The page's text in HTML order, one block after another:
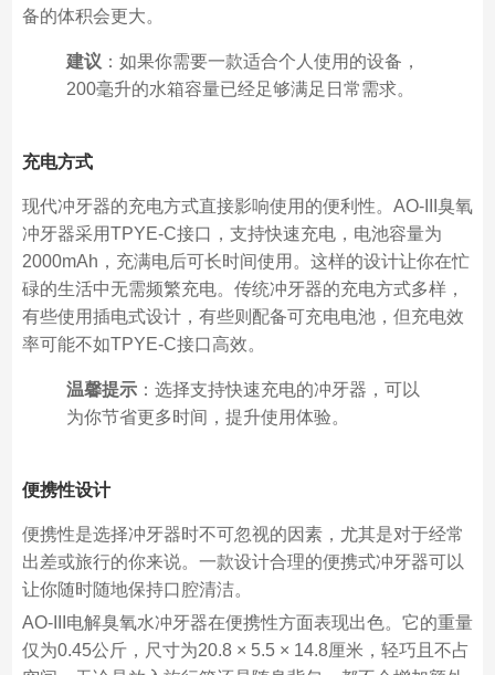
备的体积会更大。
建议 ：如果你需要一款适合个人使用的设备，
200毫升的水箱容量已经足够满足日常需求。
充电方式
现代冲牙器的充电方式直接影响使用的便利性。AO-III臭氧
冲牙器采用TPYE-C接口，支持快速充电，电池容量为
2000mAh，充满电后可长时间使用。这样的设计让你在忙
碌的生活中无需频繁充电。传统冲牙器的充电方式多样，
有些使用插电式设计，有些则配备可充电电池，但充电效
率可能不如TPYE-C接口高效。
温馨提示：选择支持快速充电的冲牙器，可以
为你节省更多时间，提升使用体验。
便携性设计
便携性是选择冲牙器时不可忽视的因素，尤其是对于经常
出差或旅行的你来说。一款设计合理的便携式冲牙器可以
让你随时随地保持口腔清洁。
AO-III电解臭氧水冲牙器在便携性方面表现出色。它的重量
仅为0.45公斤，尺寸为20.8 × 5.5 × 14.8厘米，轻巧且不占